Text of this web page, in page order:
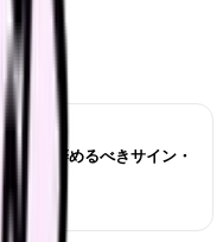
ド｜辞めるべきサイン・